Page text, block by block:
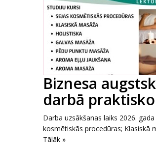
Biznesa
darbā
Darba uzsākšanas laiks 2026.
kosmētiskās procedūras; Klasiskā
Tālāk »